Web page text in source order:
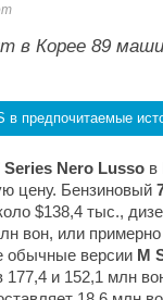
в Корее 89
в предпочитаемые
Series Nero Lusso в
цену. Бензиновый
$138,4 тыс.,
вон, или
обычные версии M
177,4 и 152,1 млн